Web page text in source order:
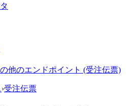
他のエンドポイント (受注伝票)
›受注伝票